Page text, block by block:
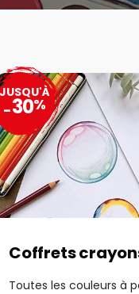
Coffrets
Toutes les couleurs à
JUSQU'À
-30%